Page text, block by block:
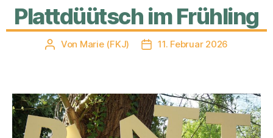
Plattdüütsch im Frühling
Beitragsautor
Von Marie (FKJ) Veröffentlichungsdatum
11. Februar 2026